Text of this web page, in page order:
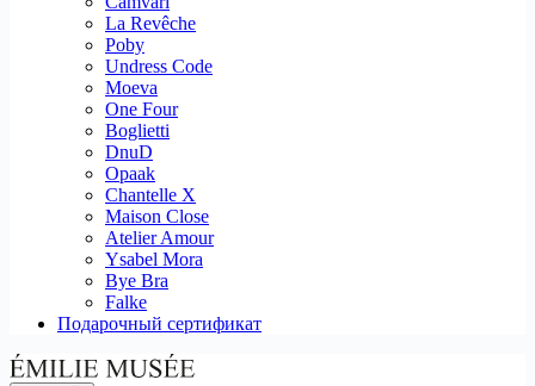
La Revêche
Poby
Undress Code
Moeva
One Four
Boglietti
DnuD
Opaak
Chantelle X
Maison Close
Atelier Amour
Ysabel Mora
Bye Bra
Falke
Подарочный сертификат